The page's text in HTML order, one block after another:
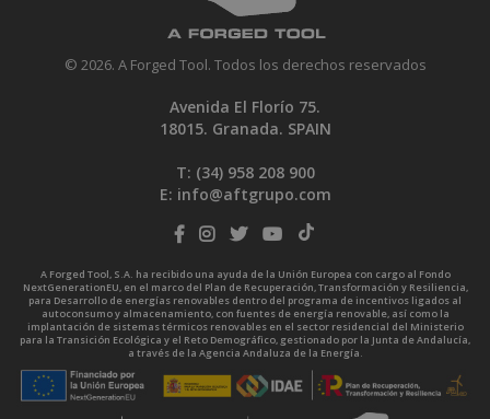
© 2026. A Forged Tool. Todos los derechos reservados
Avenida El Florío 75.
18015. Granada. SPAIN
T: (34) 958 208 900
E: info@aftgrupo.com
A Forged Tool, S.A. ha recibido una ayuda de la Unión Europea con cargo al Fondo
NextGenerationEU, en el marco del Plan de Recuperación, Transformación y Resiliencia,
para Desarrollo de energías renovables dentro del programa de incentivos ligados al
autoconsumo y almacenamiento, con fuentes de energía renovable, así como la
implantación de sistemas térmicos renovables en el sector residencial del Ministerio
para la Transición Ecológica y el Reto Demográfico, gestionado por la Junta de Andalucía,
a través de la Agencia Andaluza de la Energía.